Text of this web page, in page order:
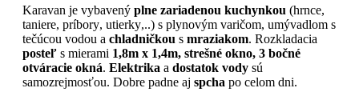
Karavan je vybavený plne zariadenou kuchynkou (hrnce,
taniere, príbory, utierky,..) s plynovým varičom, umývadlom s
tečúcou vodou a chladničkou s mraziakom. Rozkladacia
posteľ s mierami 1,8m x 1,4m, strešné okno, 3 bočné
otváracie okná. Elektrika a dostatok vody sú
samozrejmosťou. Dobre padne aj spcha po celom dni.